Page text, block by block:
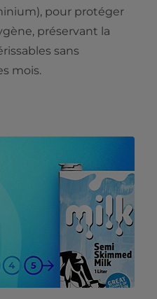
pour protéger
préservant la
sans
mois.